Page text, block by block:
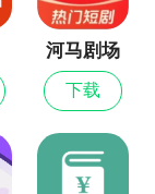
河马剧场
最新版
下载